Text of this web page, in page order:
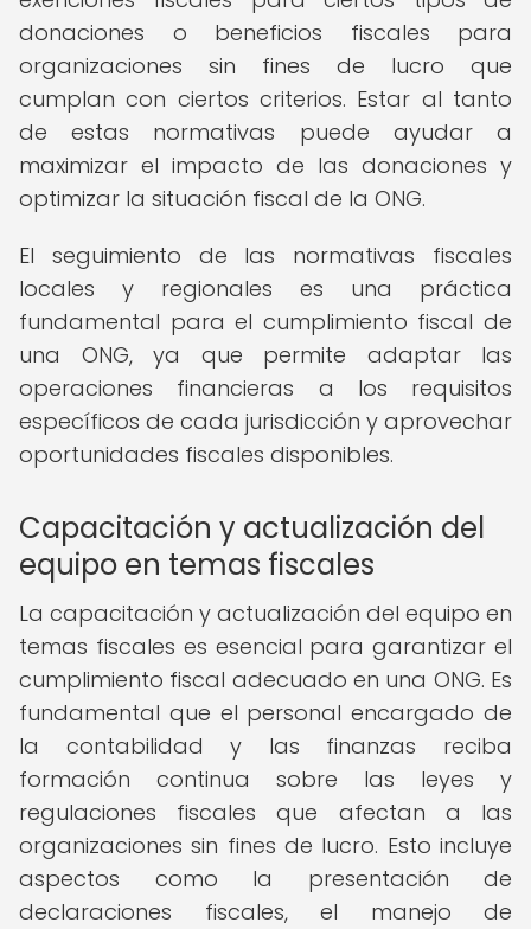
donaciones o beneficios fiscales para
organizaciones sin fines de lucro que
cumplan con ciertos criterios. Estar al tanto
de estas normativas puede ayudar a
maximizar el impacto de las donaciones y
optimizar la situación fiscal de la ONG.
El seguimiento de las normativas fiscales
locales y regionales es una práctica
fundamental para el cumplimiento fiscal de
una ONG, ya que permite adaptar las
operaciones financieras a los requisitos
específicos de cada jurisdicción y aprovechar
oportunidades fiscales disponibles.
Capacitación y actualización del
equipo en temas fiscales
La capacitación y actualización del equipo en
temas fiscales es esencial para garantizar el
cumplimiento fiscal adecuado en una ONG. Es
fundamental que el personal encargado de
la contabilidad y las finanzas reciba
formación continua sobre las leyes y
regulaciones fiscales que afectan a las
organizaciones sin fines de lucro. Esto incluye
aspectos como la presentación de
declaraciones fiscales, el manejo de